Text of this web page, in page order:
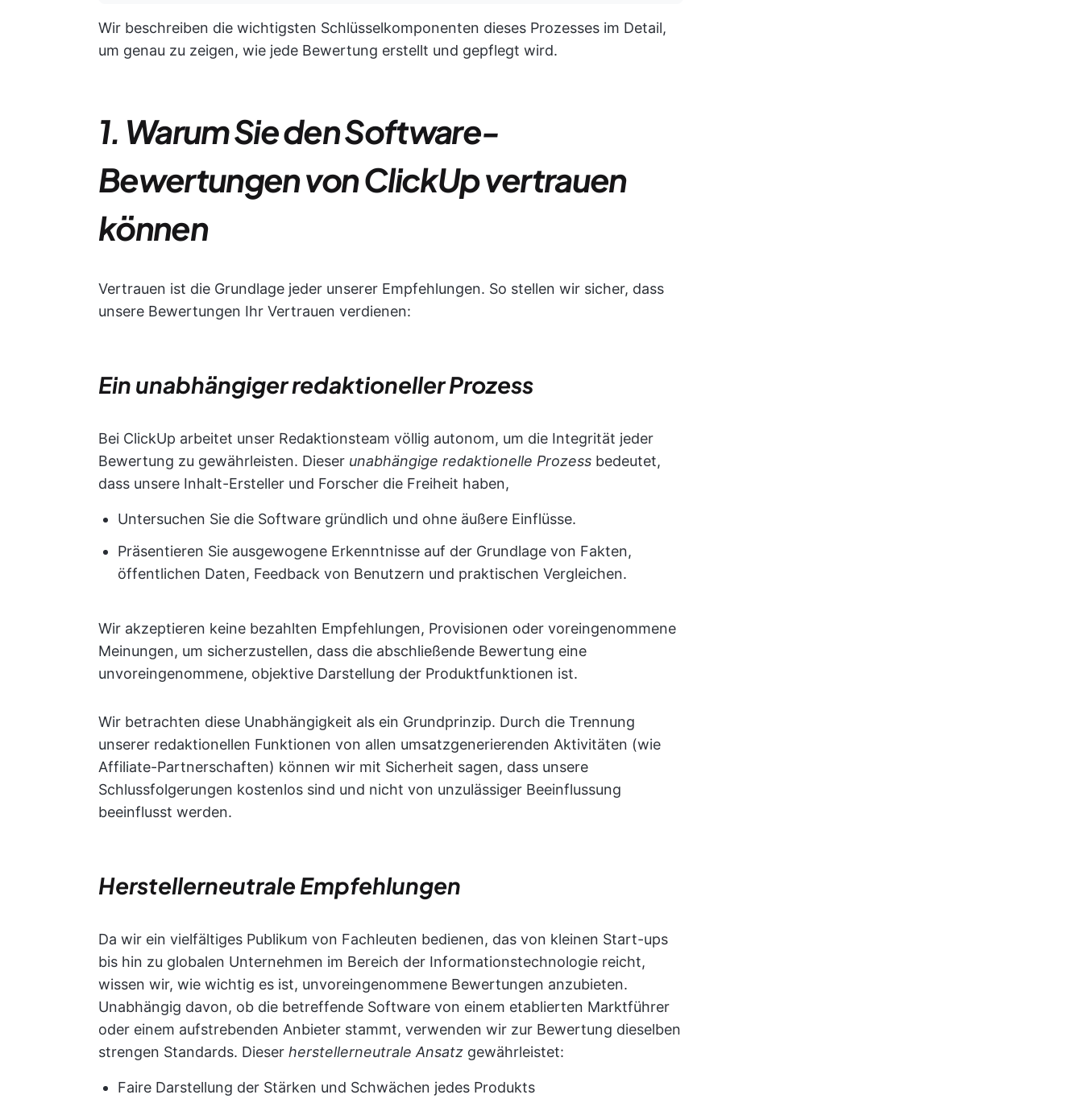
Wir beschreiben die wichtigsten Schlüsselkomponenten dieses Prozesses im Detail,
um genau zu zeigen, wie jede Bewertung erstellt und gepflegt wird.
1. Warum Sie den Software-
Bewertungen von ClickUp vertrauen
können
Vertrauen ist die Grundlage jeder unserer Empfehlungen. So stellen wir sicher, dass
unsere Bewertungen Ihr Vertrauen verdienen:
Ein unabhängiger redaktioneller Prozess
Bei ClickUp arbeitet unser Redaktionsteam völlig autonom, um die Integrität jeder
Bewertung zu gewährleisten. Dieser unabhängige redaktionelle Prozess bedeutet,
dass unsere Inhalt-Ersteller und Forscher die Freiheit haben,
Untersuchen Sie die Software gründlich und ohne äußere Einflüsse.
Präsentieren Sie ausgewogene Erkenntnisse auf der Grundlage von Fakten,
öffentlichen Daten, Feedback von Benutzern und praktischen Vergleichen.
Wir akzeptieren keine bezahlten Empfehlungen, Provisionen oder voreingenommene
Meinungen, um sicherzustellen, dass die abschließende Bewertung eine
unvoreingenommene, objektive Darstellung der Produktfunktionen ist.
Wir betrachten diese Unabhängigkeit als ein Grundprinzip. Durch die Trennung
unserer redaktionellen Funktionen von allen umsatzgenerierenden Aktivitäten (wie
Affiliate-Partnerschaften) können wir mit Sicherheit sagen, dass unsere
Schlussfolgerungen kostenlos sind und nicht von unzulässiger Beeinflussung
beeinflusst werden.
Herstellerneutrale Empfehlungen
Da wir ein vielfältiges Publikum von Fachleuten bedienen, das von kleinen Start-ups
bis hin zu globalen Unternehmen im Bereich der Informationstechnologie reicht,
wissen wir, wie wichtig es ist, unvoreingenommene Bewertungen anzubieten.
Unabhängig davon, ob die betreffende Software von einem etablierten Marktführer
oder einem aufstrebenden Anbieter stammt, verwenden wir zur Bewertung dieselben
strengen Standards. Dieser herstellerneutrale Ansatz gewährleistet:
Faire Darstellung der Stärken und Schwächen jedes Produkts